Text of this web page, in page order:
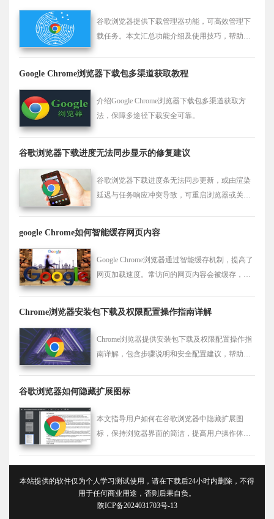
谷歌浏览器提供下载管理器功能，可高效管理下
载任务。本文汇总功能介绍及使用技巧，帮助用
Google Chrome浏览器下载包多渠道获取教程
介绍Google Chrome浏览器下载包多渠道获取方
法，保障多途径下载安全可靠。
谷歌浏览器下载进度无法同步显示的修复建议
谷歌浏览器下载进度条无法同步更新，或由渲染
延迟与任务响应冲突导致，可重启浏览器或关闭
google Chrome如何智能缓存网页内容
Google Chrome浏览器通过智能缓存机制，提高了
网页加载速度。常访问的网页内容会被缓存，减
Chrome浏览器安装包下载及权限配置操作指南详解
Chrome浏览器提供安装包下载及权限配置操作指
南详解，包含步骤说明和安全配置建议，帮助用
谷歌浏览器如何隐藏扩展图标
本文指导用户如何在谷歌浏览器中隐藏扩展图
标，保持浏览器界面的简洁，提高用户操作体
本站提供的软件仅为个人学习测试使用，请在下载后24小时内删除，不得
用于任何商业用途，否则后果自负。
陕ICP备2024031703号-13